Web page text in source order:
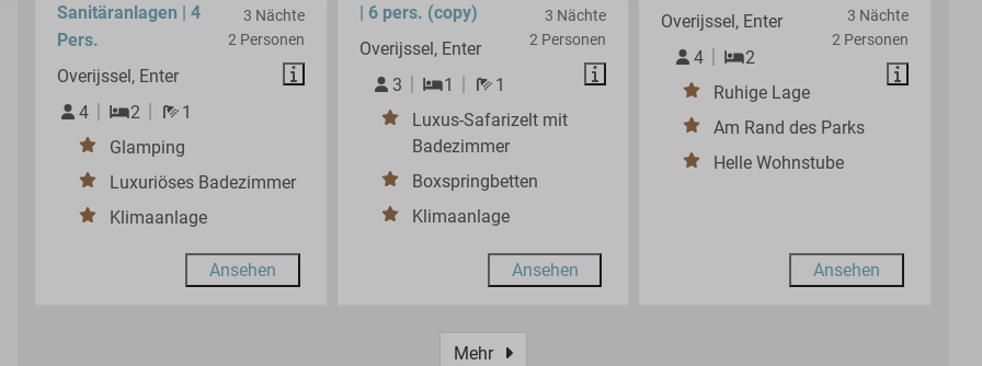
3 Nächte
2 Personen
Sanitäranlagen | 4
Pers.
Overijssel, Enter
4
2
1
Glamping
Luxuriöses Badezimmer
Klimaanlage
Ansehen
3 Nächte
2 Personen
| 6 pers. (copy)
Overijssel, Enter
3
1
1
Luxus-Safarizelt mit
Badezimmer
Boxspringbetten
Klimaanlage
Ansehen
3 Nächte
2 Personen
Overijssel, Enter
4
2
Ruhige Lage
Am Rand des Parks
Helle Wohnstube
Ansehen
Mehr